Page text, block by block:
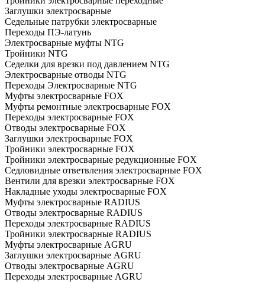
Заглушки электросварные
Седельные патрубки электросварные
Переходы ПЭ-латунь
Электросварные муфты NTG
Тройники NTG
Седелки для врезки под давлением NTG
Электросварные отводы NTG
Переходы Электросварные NTG
Муфты электросварные FOX
Муфты ремонтные электросварные FOX
Переходы электросварные FOX
Отводы электросварные FOX
Заглушки электросварные FOX
Тройники электросварные FOX
Тройники электросварные редукционные FOX
Седловидные ответвления электросварные FOX
Вентили для врезки электросварные FOX
Накладные уходы электросварные FOX
Муфты электросварные RADIUS
Отводы электросварные RADIUS
Переходы электросварные RADIUS
Тройники электросварные RADIUS
Муфты электросварные AGRU
Заглушки электросварные AGRU
Отводы электросварные AGRU
Переходы электросварные AGRU